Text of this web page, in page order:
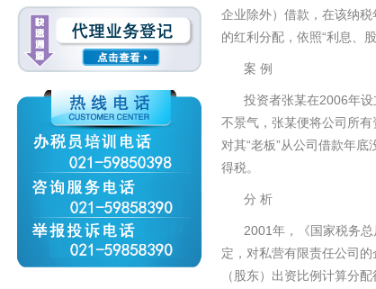
企业除外）借款，在该纳
的红利分配，依照“利息、
案 例
投资者张某在2006年设
不景气，张某便将公司所有
对其“老板”从公司借款年底
得税。
分 析
2001 年，《国家税务
定，对私营有限责任公司
（股东）出资比例计算分